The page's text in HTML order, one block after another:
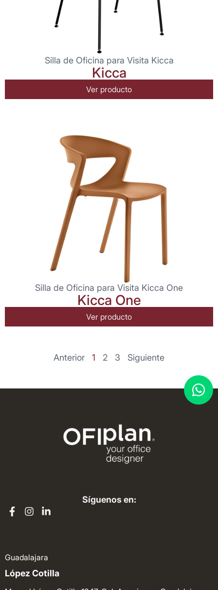
Silla de Oficina para Visita Kicca
Kicca
Ver producto
Silla de Oficina para Visita Kicca One
Kicca One
Ver producto
Anterior 1 2 3 Siguiente
Síguenos en:
Guadalajara
López Cotilla